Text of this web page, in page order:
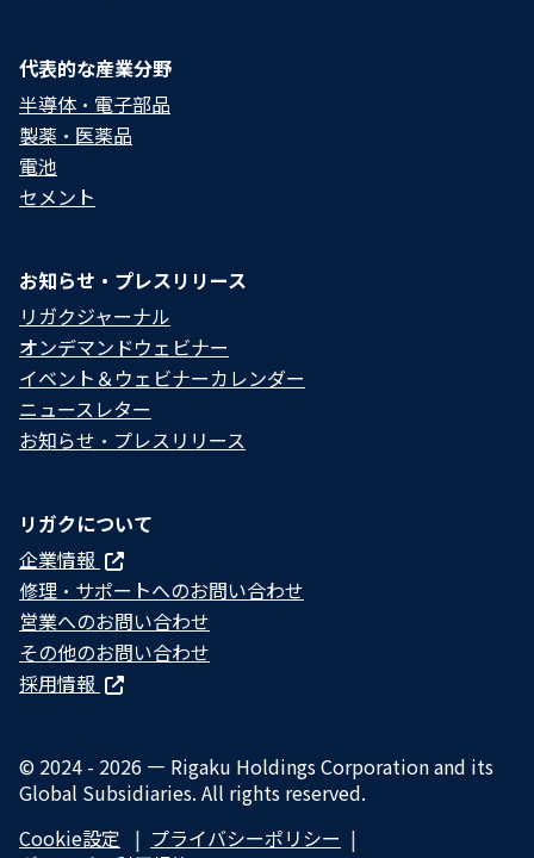
代表的な産業分野
半導体・電子部品
製薬・医薬品
電池
セメント
お知らせ・プレスリリース
リガクジャーナル
オンデマンドウェビナー
イベント＆ウェビナーカレンダー
ニュースレター
お知らせ・プレスリリース
リガクについて
企業情報
修理・サポートへのお問い合わせ
営業へのお問い合わせ
その他のお問い合わせ
採用情報
© 2024 - 2026 — Rigaku Holdings Corporation and its
Global Subsidiaries. All rights reserved.
Cookie設定
プライバシーポリシー​